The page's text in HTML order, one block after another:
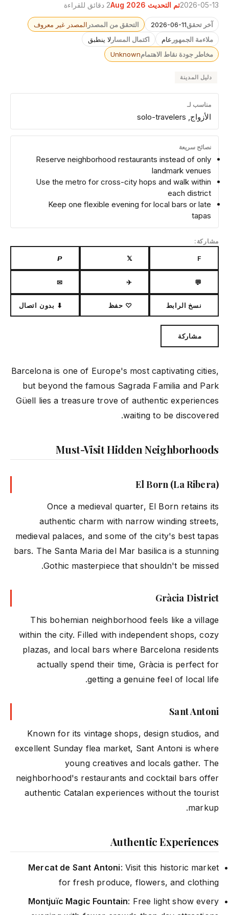
2026-05-13تم التحديث Aug 2026 2 دقائق للقراءة
آخر تحقق2026-06-11 التحقق من المصدر المصدر غير معروف
ملاءمة الجمهور عام اكتمال المسار لا ينطبق
مخاطر جودة نقاط الاهتمامUnknown
دليل المدينة
مناسب لـ
الأزواج, solo-travelers
نصائح سريعة
Reserve neighborhood restaurants instead of only
landmark venues
Use the metro for cross-city hops and walk within
each district
Keep one flexible evening for local bars or late
tapas
مشاركة:
F
𝕏
𝙋
💬
✈
✉
نسخ الرابط ♡ حفظ ⬇ بدون اتصال
مشاركة
Barcelona is one of Europe's most captivating cities,
but beyond the famous Sagrada Familia and Park
Güell lies a treasure trove of authentic experiences
waiting to be discovered.
Must-Visit Hidden Neighborhoods
El Born (La Ribera)
Once a medieval quarter, El Born retains its
authentic charm with narrow winding streets,
medieval palaces, and some of the city's best tapas
bars. The Santa Maria del Mar basilica is a stunning
Gothic masterpiece that shouldn't be missed.
Gràcia District
This bohemian neighborhood feels like a village
within the city. Filled with independent shops, cozy
plazas, and local bars where Barcelona residents
actually spend their time, Gràcia is perfect for
getting a genuine feel of local life.
Sant Antoni
Known for its vintage shops, design studios, and
excellent Sunday flea market, Sant Antoni is where
young creatives and locals gather. The
neighborhood's restaurants and cocktail bars offer
authentic Catalan experiences without the tourist
markup.
Authentic Experiences
Mercat de Sant Antoni: Visit this historic market
for fresh produce, flowers, and clothing
Montjuïc Magic Fountain: Free light show every